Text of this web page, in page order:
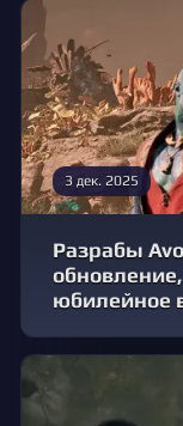
3 дек. 2025
Разрабы
юбилейное